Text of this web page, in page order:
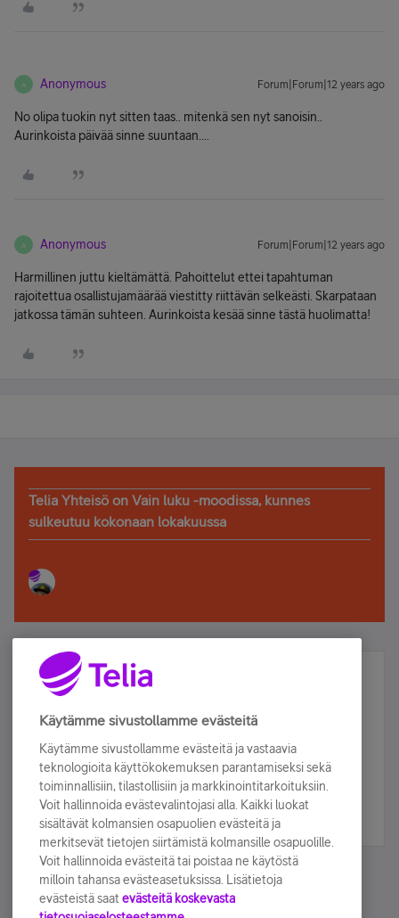
A Anonymous Forum|Forum|12 years ago
No olipa tuokin nyt sitten taas.. mitenkä sen nyt sanoisin..
Aurinkoista päivää sinne suuntaan....
A Anonymous Forum|Forum|12 years ago
Harmillinen juttu kieltämättä. Pahoittelut ettei tapahtuman
rajoitettua osallistujamäärää viestitty riittävän selkeästi. Skarpataan
jatkossa tämän suhteen. Aurinkoista kesää sinne tästä huolimatta!
Telia Yhteisö on Vain luku -moodissa, kunnes
sulkeutuu kokonaan lokakuussa
Älä jää paitsi – osallistu ja voita!
Tilaa Telian uutiskirje ja olet mukana arvonnassa.
sähköpostiisi.
Tilaa nyt
Käytämme sivustollamme evästeitä
Käytämme sivustollamme evästeitä ja vastaavia
teknologioita käyttökokemuksen parantamiseksi sekä
toiminnallisiin, tilastollisiin ja markkinointitarkoituksiin.
Voit hallinnoida evästevalintojasi alla. Kaikki luokat
sisältävät kolmansien osapuolien evästeitä ja
merkitsevät tietojen siirtämistä kolmansille osapuolille.
Voit hallinnoida evästeitä tai poistaa ne käytöstä
milloin tahansa evästeasetuksissa. Lisätietoja
evästeistä saat evästeitä koskevasta